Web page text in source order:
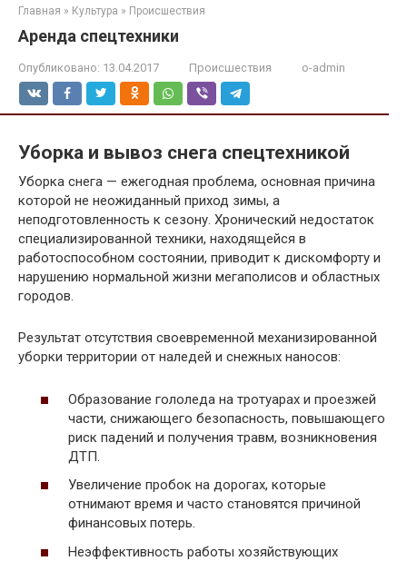
Главная » Культура » Происшествия
Аренда спецтехники
Опубликовано: 13.04.2017 Происшествия o-admin
Уборка и вывоз снега спецтехникой
Уборка снега — ежегодная проблема, основная причина
которой не неожиданный приход зимы, а
неподготовленность к сезону. Хронический недостаток
специализированной техники, находящейся в
работоспособном состоянии, приводит к дискомфорту и
нарушению нормальной жизни мегаполисов и областных
городов.
Результат отсутствия своевременной механизированной
уборки территории от наледей и снежных наносов:
Образование гололеда на тротуарах и проезжей
части, снижающего безопасность, повышающего
риск падений и получения травм, возникновения
ДТП.
Увеличение пробок на дорогах, которые
отнимают время и часто становятся причиной
финансовых потерь.
Неэффективность работы хозяйствующих